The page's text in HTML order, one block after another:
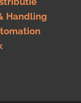
Handling